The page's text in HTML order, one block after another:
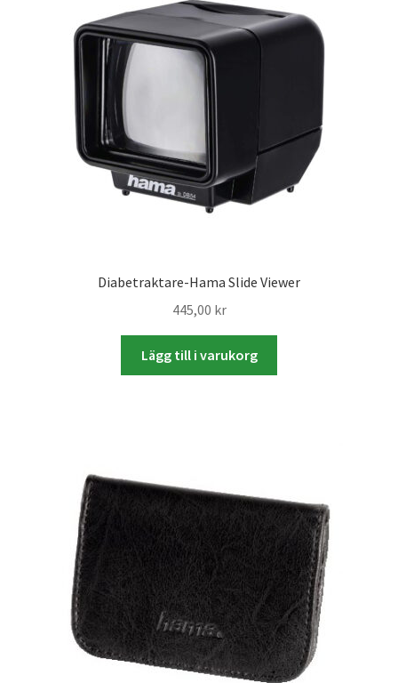
Canvasbilder
Videoöverföring / Smalfilm
Rädda dina raderade bilder
ID/ Körkort / Visumfoto
Skadefoto / Försäkringsärenden
Skolfoto / Idrottsförening
Nyfödda
Diabetraktare-Hama Slide Viewer
445,00 kr
Lägg till i varukorg